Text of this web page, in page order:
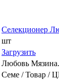
Селекционер
шт
Загрузить
Любовь Мязина.
Семе / Товар /